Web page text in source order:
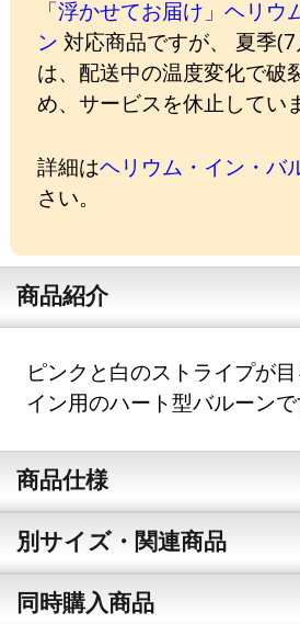
「浮かせてお届け」ヘリウ
ン 対応商品ですが、 夏季
は、配送中の温度変化で破
め、サービスを休止してい
詳細はヘリウム・イン・バ
さい。
商品紹介
ピンクと白のストライプが
イン用のハート型バルーンで
商品仕様
別サイズ・関連商品
同時購入商品